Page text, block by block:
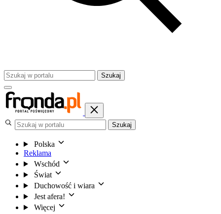
Szukaj
Szukaj
Polska
Reklama
Wschód
Świat
Duchowość i wiara
Jest afera!
Więcej